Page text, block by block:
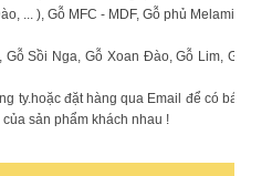
... ), Gỗ MFC - MDF, Gỗ phủ Melamin,
Sồi Nga, Gỗ Xoan Đào, Gỗ Lim, Gỗ
ty.hoặc đặt hàng qua Email để có báo
sản phẩm khách nhau !